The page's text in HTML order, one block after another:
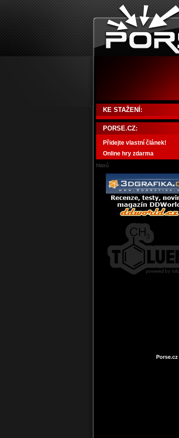
KE STAŽENÍ:
PORSE.CZ:
Přidejte vlastní článek!
Online hry zdarma
hlasů
Porse.cz